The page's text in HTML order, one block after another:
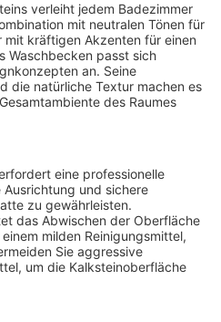
verleiht jedem Badezimmer
mit neutralen Tönen für
mit kräftigen Akzenten für einen
Waschbecken passt sich
an. Seine
die natürliche Textur machen es
des Raumes
eine professionelle
und sichere
zu gewährleisten.
das Abwischen der Oberfläche
milden Reinigungsmittel,
Sie aggressive
um die Kalksteinoberfläche